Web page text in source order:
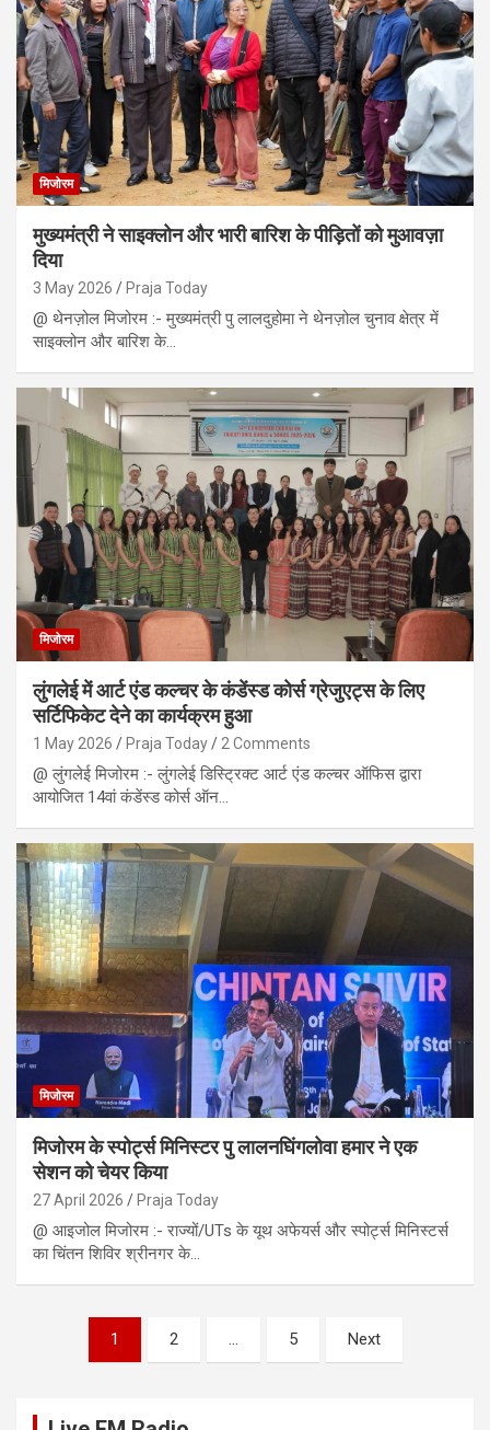
मिजोरम
मुख्यमंत्री ने साइक्लोन और भारी बारिश के पीड़ितों को मुआवज़ा
दिया
3 May 2026 Praja Today
@ थेनज़ोल मिजोरम :- मुख्यमंत्री पु लालदुहोमा ने थेनज़ोल चुनाव क्षेत्र में
साइक्लोन और बारिश के…
मिजोरम
लुंगलेई में आर्ट एंड कल्चर के कंडेंस्ड कोर्स ग्रेजुएट्स के लिए
सर्टिफिकेट देने का कार्यक्रम हुआ
1 May 2026 Praja Today 2 Comments
@ लुंगलेई मिजोरम :- लुंगलेई डिस्ट्रिक्ट आर्ट एंड कल्चर ऑफिस द्वारा
आयोजित 14वां कंडेंस्ड कोर्स ऑन…
मिजोरम
मिजोरम के स्पोर्ट्स मिनिस्टर पु लालनघिंगलोवा हमार ने एक
सेशन को चेयर किया
27 April 2026 Praja Today
@ आइजोल मिजोरम :- राज्यों/UTs के यूथ अफेयर्स और स्पोर्ट्स मिनिस्टर्स
का चिंतन शिविर श्रीनगर के…
pagination
1 2 … 5 Next